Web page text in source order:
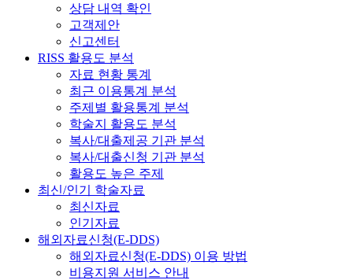
상담 내역 확인
고객제안
신고센터
RISS 활용도 분석
자료 현황 통계
최근 이용통계 분석
주제별 활용통계 분석
학술지 활용도 분석
복사/대출제공 기관 분석
복사/대출신청 기관 분석
활용도 높은 주제
최신/인기 학술자료
최신자료
인기자료
해외자료신청(E-DDS)
해외자료신청(E-DDS) 이용 방법
비용지원 서비스 안내